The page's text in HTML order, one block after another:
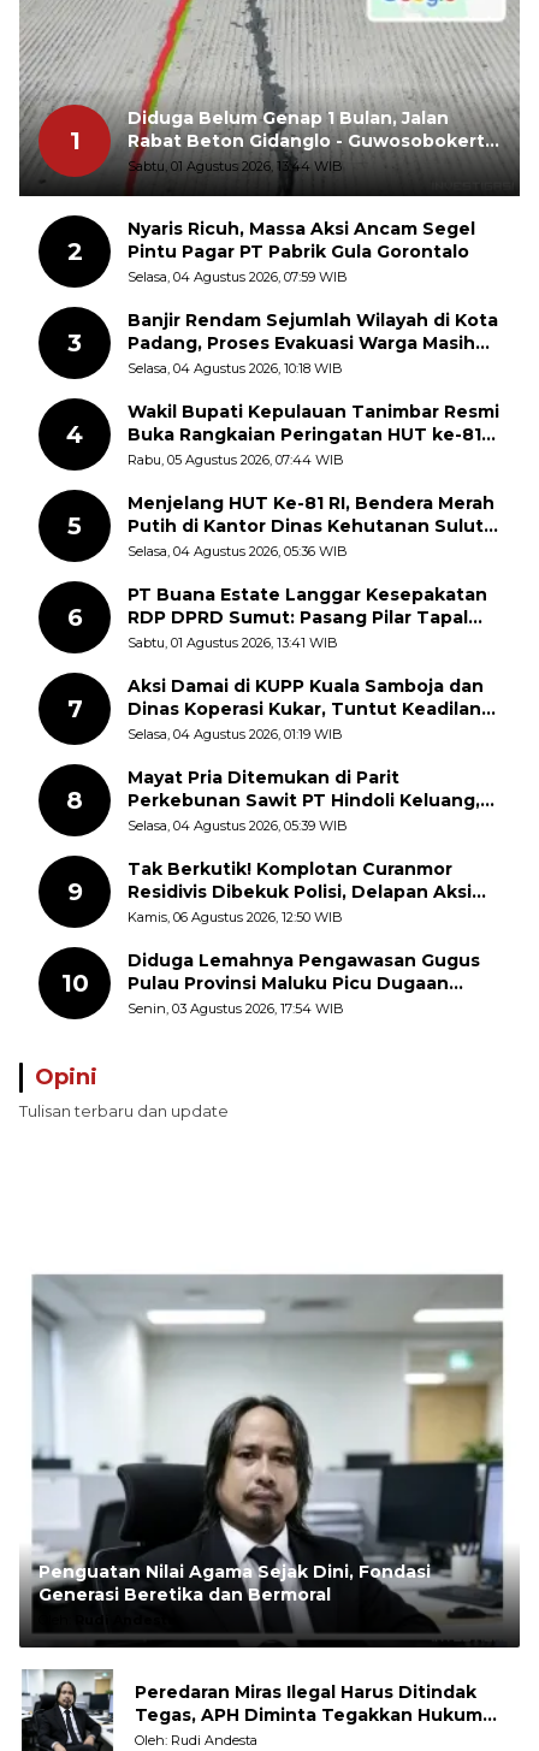
1
Diduga Belum Genap 1 Bulan, Jalan
Rabat Beton Gidanglo - Guwosobokerto
Sudah Pecah
Sabtu, 01 Agustus 2026, 13:44 WIB
2
Nyaris Ricuh, Massa Aksi Ancam Segel
Pintu Pagar PT Pabrik Gula Gorontalo
Selasa, 04 Agustus 2026, 07:59 WIB
3
Banjir Rendam Sejumlah Wilayah di Kota
Padang, Proses Evakuasi Warga Masih
Berlangsung
Selasa, 04 Agustus 2026, 10:18 WIB
4
Wakil Bupati Kepulauan Tanimbar Resmi
Buka Rangkaian Peringatan HUT ke-81
Kemerdekaan RI, ASN Diajak Perkuat
Rabu, 05 Agustus 2026, 07:44 WIB
5
Menjelang HUT Ke-81 RI, Bendera Merah
Putih di Kantor Dinas Kehutanan Sulut
Disorot Warga
Selasa, 04 Agustus 2026, 05:36 WIB
6
PT Buana Estate Langgar Kesepakatan
RDP DPRD Sumut: Pasang Pilar Tapal
Batas Sepihak Tanpa Libatkan
Sabtu, 01 Agustus 2026, 13:41 WIB
7
Aksi Damai di KUPP Kuala Samboja dan
Dinas Koperasi Kukar, Tuntut Keadilan
dan Kesempatan Kerja yang Adil
Selasa, 04 Agustus 2026, 01:19 WIB
8
Mayat Pria Ditemukan di Parit
Perkebunan Sawit PT Hindoli Keluang,
Polisi Selidiki Penyebab Kematian
Selasa, 04 Agustus 2026, 05:39 WIB
9
Tak Berkutik! Komplotan Curanmor
Residivis Dibekuk Polisi, Delapan Aksi
Curanmor Di Candipuro Terungkap
Kamis, 06 Agustus 2026, 12:50 WIB
10
Diduga Lemahnya Pengawasan Gugus
Pulau Provinsi Maluku Picu Dugaan
Pungli terhadap Nelayan Bale-Bale di
Senin, 03 Agustus 2026, 17:54 WIB
Opini
Tulisan terbaru dan update
Penguatan Nilai Agama Sejak Dini, Fondasi
Generasi Beretika dan Bermoral
Rudi Andesta
Peredaran Miras Ilegal Harus Ditindak
Tegas, APH Diminta Tegakkan Hukum
Tanpa Pandang Bulu
Oleh: Rudi Andesta